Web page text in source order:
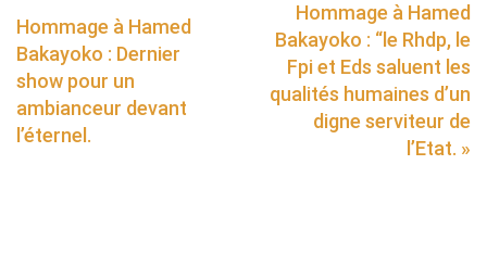
Hommage à Hamed
Bakayoko : Dernier
show pour un
ambianceur devant
l’éternel.
Hommage à Hamed
Bakayoko : “le Rhdp, le
Fpi et Eds saluent les
qualités humaines d’un
digne serviteur de
l’Etat. »